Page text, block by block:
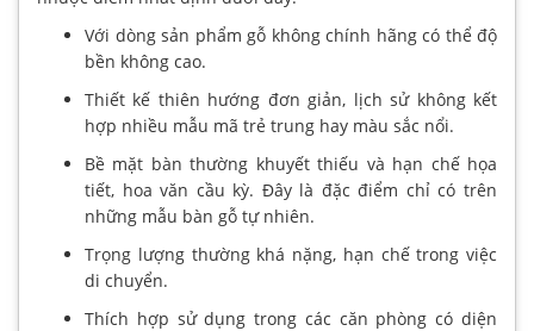
Với dòng sản phẩm gỗ không chính hãng có thể độ
bền không cao.
Thiết kế thiên hướng đơn giản, lịch sử không kết
hợp nhiều mẫu mã trẻ trung hay màu sắc nổi.
Bề mặt bàn thường khuyết thiếu và hạn chế họa
tiết, hoa văn cầu kỳ. Đây là đặc điểm chỉ có trên
những mẫu bàn gỗ tự nhiên.
Trọng lượng thường khá nặng, hạn chế trong việc
di chuyển.
Thích hợp sử dụng trong các căn phòng có diện